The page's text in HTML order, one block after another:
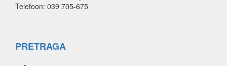
Telefoon: 039 705-675
PRETRAGA